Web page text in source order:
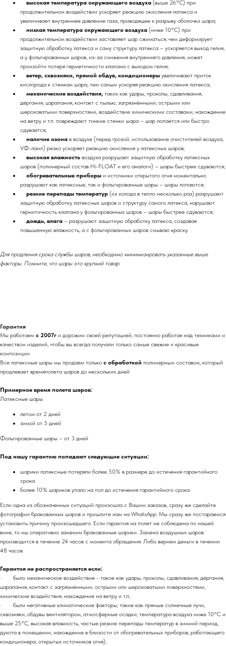
высокая температура окружающего воздуха (выше 26°C) при
продолжительном воздействии ускоряет реакцию окисления латекса и
увеличивает внутреннее давление газа, приводящее к разрыву оболочки шара;
низкая температура окружающего воздуха (ниже 10°C) при
продолжительном воздействии заставляет шар сжиматься, чем деформирует
защитную обработку латекса и саму структуру латекса – ускоряется выход гелия,
а у фольгированных шаров, из-за снижения внутреннего давления, может
произойти потеря герметичности клапана с выходом гелия;
ветер, сквозняки, прямой обдув, кондиционеры увеличивают приток
кислорода к стенкам шара, тем самым ускоряя реакцию окисления латекса;
механические воздействия, таких как удары, проколы, сдавливания,
дёргания, царапания, контакт с пылью, загрязнёнными, острыми или
шероховатыми поверхностями, воздействие химическими составами, нахождение
на ветру и т.п. повреждают тонкие стенки шара – шар лопается или быстро
сдувается;
наличие озона в воздухе (перед грозой, использование очистителей воздуха,
УФ-ламп) резко ускоряет реакцию окисления у латексных шаров;
высокая влажность воздуха разрушает защитную обработку латексных
шаров (полимерный состав Hi-FLOAT и его аналоги) – шары быстрее сдуваются;
обогревательные приборы и источники открытого огня моментально
разрушают как латексные, так и фольгированные шары – шары лопаются;
резкие перепады температур (из холода в тепло несколько раз) разрушают
защитную обработку латексных шаров и структуру самого латекса, нарушают
гермитичность клапана у фольгированных шаров – шары быстрее сдуваются;
дождь, влага – разрушают защитную обработку латекса, создавая
повышенную влажность, а с фольгированных шаров смываю краску.
Для продления срока службы шаров, необходимо минимизировать указанные выше
факторы. Помните, что шары это хрупкий товар.
Гарантия
Мы работаем с 2007г и дорожим своей репутацией, постоянно работая над техниками и
качеством изделий, чтобы вы всегда получали только самые свежие и красивые
композиции
Все латексные шары мы продаем только с обработкой полимерным составом, который
продлевает времяполета шаров до нескольких дней
Примерное время полета шаров:
Латексные шары
летом от 2 дней
зимой от 5 дней
Фольгированные шары – от 3 дней
Под нашу гарантию попадают следующие ситуации:
шарики латексные потеряли более 50% в размере до истечения гарантийного
срока
более 10% шариков упало на пол до истечения гарантийного срока
Если одна из обозначенных ситуаций произошла с Вашим заказов, сразу же сделайте
фотографии бракованных шаров и пришлите нам на WhatsApp. Мы сразу же постараемся
установить причину произошедшего. Если гарантия на полет не соблюдена по нашей
вине, то мы оперативно заменим бракованные шарики. Замена воздушных шаров
производится в течение 24 часов с момента обращения. Либо вернем деньги в течении
48 часов
Гарантия не распространяется если:
· было механическое воздействие - такое как удары, проколы, сдавливания, дёргания,
царапания, контакт с загрязнёнными, острыми или шероховатыми поверхностями,
химические воздействия, нахождение на ветру и т.п;
· были негативные климатические факторы, такие как прямые солнечные лучи,
сквозняки, обдувы вентилятором, атмосферные осадки, температура воздуха ниже 10°C и
выше 25°C, высокая влажность, частые резкие перепады температур в зимний период,
духота в помещении, нахождение в близости от обогревательных приборов, работающего
кондиционера, открытых источников огня);